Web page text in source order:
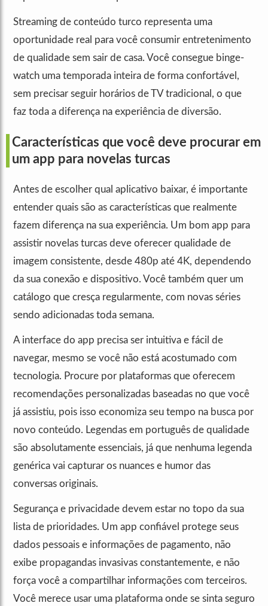
Streaming de conteúdo turco representa uma
oportunidade real para você consumir entretenimento
de qualidade sem sair de casa. Você consegue binge-
watch uma temporada inteira de forma confortável,
sem precisar seguir horários de TV tradicional, o que
faz toda a diferença na experiência de diversão.
Características que você deve procurar em
um app para novelas turcas
Antes de escolher qual aplicativo baixar, é importante
entender quais são as características que realmente
fazem diferença na sua experiência. Um bom app para
assistir novelas turcas deve oferecer qualidade de
imagem consistente, desde 480p até 4K, dependendo
da sua conexão e dispositivo. Você também quer um
catálogo que cresça regularmente, com novas séries
sendo adicionadas toda semana.
A interface do app precisa ser intuitiva e fácil de
navegar, mesmo se você não está acostumado com
tecnologia. Procure por plataformas que oferecem
recomendações personalizadas baseadas no que você
já assistiu, pois isso economiza seu tempo na busca por
novo conteúdo. Legendas em português de qualidade
são absolutamente essenciais, já que nenhuma legenda
genérica vai capturar os nuances e humor das
conversas originais.
Segurança e privacidade devem estar no topo da sua
lista de prioridades. Um app confiável protege seus
dados pessoais e informações de pagamento, não
exibe propagandas invasivas constantemente, e não
força você a compartilhar informações com terceiros.
Você merece usar uma plataforma onde se sinta seguro